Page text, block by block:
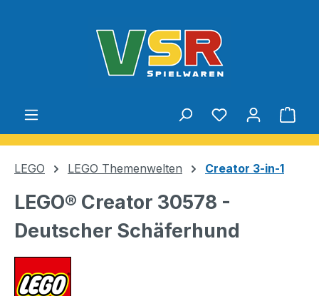
Du hast 0
LEGO LEGO Themenwelten Creator 3-in-1
LEGO® Creator 30578 -
Deutscher Schäferhund